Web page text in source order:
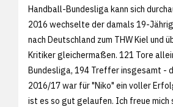
Handball-Bundesliga kann sich
2016 wechselte der damals 19-
nach Deutschland zum THW Kiel und
Kritiker gleichermaßen. 121 Tore
Bundesliga, 194 Treffer insgesamt -
2016/17 war für "Niko" ein voller
ist es so gut gelaufen. Ich freue mich